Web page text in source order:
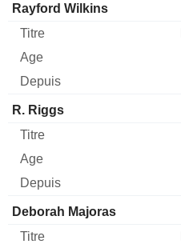
Rayford Wilkins
R. Riggs
Deborah Majoras